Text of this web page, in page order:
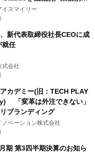
に合う生成AIの選び方がわ
イド
イスマイリー
新代表取締役社長CEOに成
就任
式会社
カデミー(旧：TECH PLAY
「変革は外注できない」
ブランディング
ノベーション株式会社
期 第3四半期決算のお知ら